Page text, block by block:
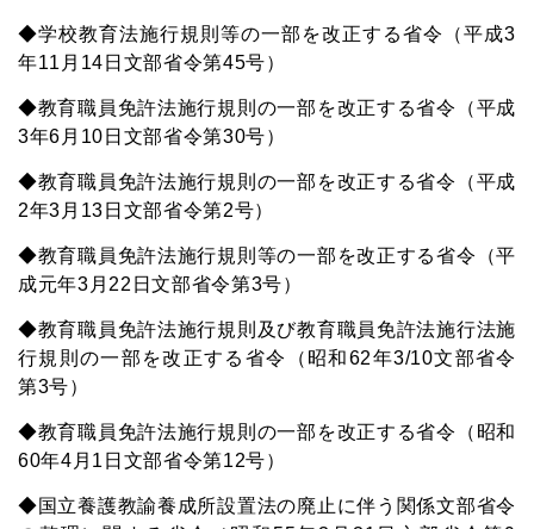
◆学校教育法施行規則等の一部を改正する省令（平成3
年11月14日文部省令第45号）
◆教育職員免許法施行規則の一部を改正する省令（平成
3年6月10日文部省令第30号）
◆教育職員免許法施行規則の一部を改正する省令（平成
2年3月13日文部省令第2号）
◆教育職員免許法施行規則等の一部を改正する省令（平
成元年3月22日文部省令第3号）
◆教育職員免許法施行規則及び教育職員免許法施行法施
行規則の一部を改正する省令（昭和62年3/10文部省令
第3号）
◆教育職員免許法施行規則の一部を改正する省令（昭和
60年4月1日文部省令第12号）
◆国立養護教諭養成所設置法の廃止に伴う関係文部省令